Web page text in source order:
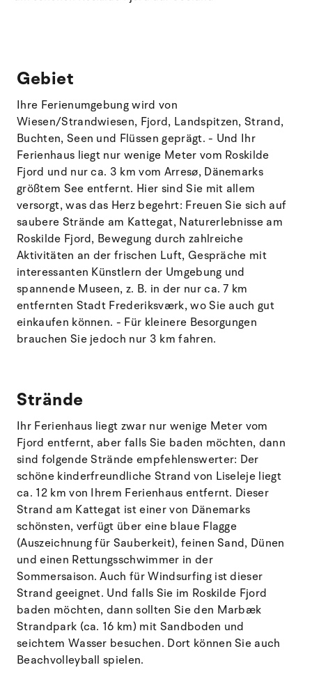
Gebiet
Ihre Ferienumgebung wird von
Wiesen/Strandwiesen, Fjord, Landspitzen, Strand,
Buchten, Seen und Flüssen geprägt. - Und Ihr
Ferienhaus liegt nur wenige Meter vom Roskilde
Fjord und nur ca. 3 km vom Arresø, Dänemarks
größtem See entfernt. Hier sind Sie mit allem
versorgt, was das Herz begehrt: Freuen Sie sich auf
saubere Strände am Kattegat, Naturerlebnisse am
Roskilde Fjord, Bewegung durch zahlreiche
Aktivitäten an der frischen Luft, Gespräche mit
interessanten Künstlern der Umgebung und
spannende Museen, z. B. in der nur ca. 7 km
entfernten Stadt Frederiksværk, wo Sie auch gut
einkaufen können. - Für kleinere Besorgungen
brauchen Sie jedoch nur 3 km fahren.
Strände
Ihr Ferienhaus liegt zwar nur wenige Meter vom
Fjord entfernt, aber falls Sie baden möchten, dann
sind folgende Strände empfehlenswerter: Der
schöne kinderfreundliche Strand von Liseleje liegt
ca. 12 km von Ihrem Ferienhaus entfernt. Dieser
Strand am Kattegat ist einer von Dänemarks
schönsten, verfügt über eine blaue Flagge
(Auszeichnung für Sauberkeit), feinen Sand, Dünen
und einen Rettungsschwimmer in der
Sommersaison. Auch für Windsurfing ist dieser
Strand geeignet. Und falls Sie im Roskilde Fjord
baden möchten, dann sollten Sie den Marbæk
Strandpark (ca. 16 km) mit Sandboden und
seichtem Wasser besuchen. Dort können Sie auch
Beachvolleyball spielen.